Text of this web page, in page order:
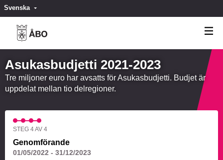
SvenskaValitse kieli
Asukasbudjetti 2021-2023
Tre miljoner euro har avsatts för Asukasbudjetti. Budjet är
uppdelat mellan tio delregioner.
STEG 4 AV 4
Genomförande
01/05/2022 - 31/12/2023